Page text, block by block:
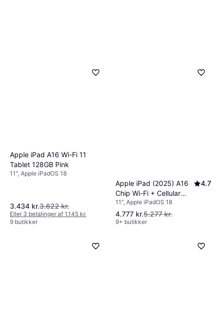
Apple iPad A16 Wi-Fi 11
Tablet 128GB Pink
11", Apple iPadOS 18
3.434 kr.3.622 kr.
Eller 3 betalinger af 1.145 kr.
9 butikker
Apple iPad (2025) A16
Chip Wi-Fi + Cellular
128GB Pink
4.7
11", Apple iPadOS 18
4.777 kr.5.277 kr.
9+ butikker